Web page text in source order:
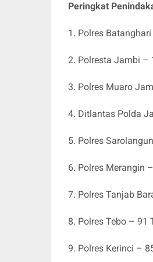
Peringkat
1. Polres
2. Polresta Jambi –
3. Polres Muaro
4. Ditlantas Polda
5. Polres
6. Polres Merangin
7. Polres Tanjab
8. Polres Tebo – 91
9. Polres Kerinci –